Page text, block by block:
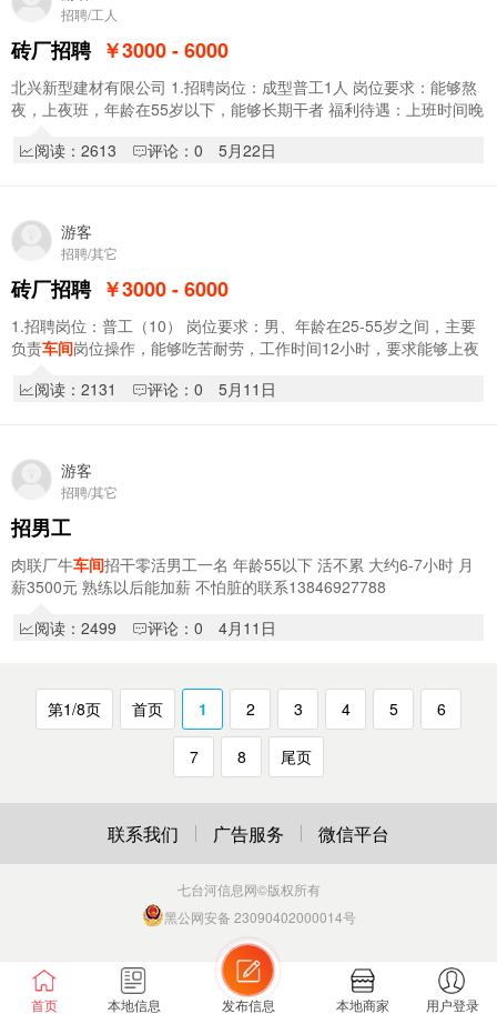
招聘/工人
砖厂招聘 ￥3000 - 6000
北兴新型建材有限公司 1.招聘岗位：成型普工1人 岗位要求：能够熬
夜，上夜班，年龄在55岁以下，能够长期干者 福利待遇：上班时间晚
阅读：2613
评论：0 5月22日
游客
招聘/其它
砖厂招聘 ￥3000 - 6000
1.招聘岗位：普工（10） 岗位要求：男、年龄在25-55岁之间，主要
负责车间岗位操作，能够吃苦耐劳，工作时间12小时，要求能够上夜
阅读：2131
评论：0 5月11日
游客
招聘/其它
招男工
肉联厂牛车间招干零活男工一名 年龄55以下 活不累 大约6-7小时 月
薪3500元 熟练以后能加薪 不怕脏的联系13846927788
阅读：2499
评论：0 4月11日
第1/8页 首页 1 2 3 4 5 6
7 8 尾页
首页 本地信息 发布信息 本地商家 用户登录
联系我们 广告服务 微信平台
七台河信息网©版权所有
黑公网安备 23090402000014号